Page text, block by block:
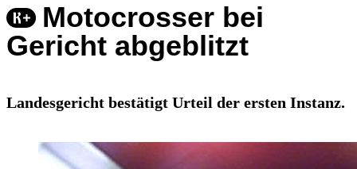
Motocrosser bei
Gericht abgeblitzt
Landesgericht bestätigt Urteil der ersten Instanz.